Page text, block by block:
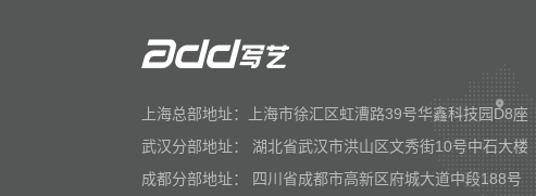
上海总部地址：上海市徐汇区虹漕路39号华鑫科技园D8座
武汉分部地址： 湖北省武汉市洪山区文秀街10号中石大楼
成都分部地址： 四川省成都市高新区府城大道中段188号